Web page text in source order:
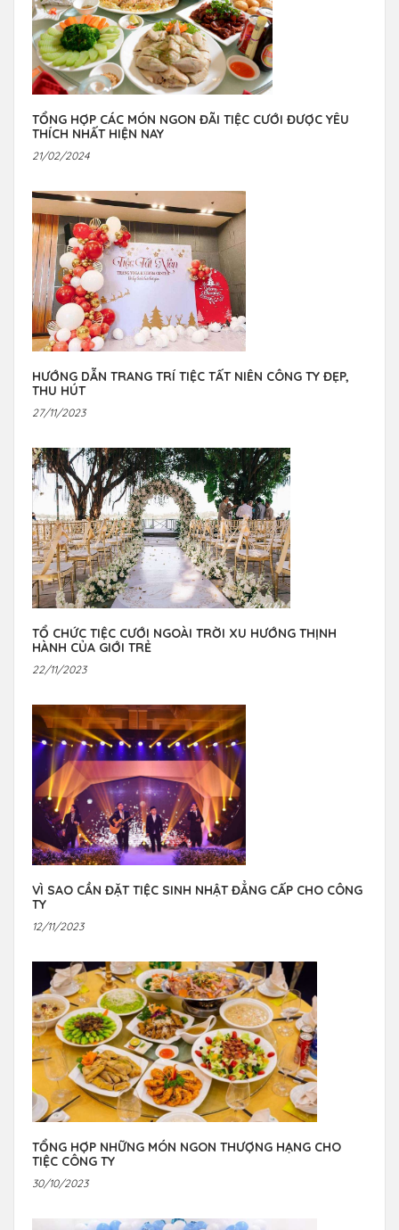
TỔNG HỢP CÁC MÓN NGON ĐÃI TIỆC CƯỚI ĐƯỢC YÊU
THÍCH NHẤT HIỆN NAY
21/02/2024
HƯỚNG DẪN TRANG TRÍ TIỆC TẤT NIÊN CÔNG TY ĐẸP,
THU HÚT
27/11/2023
TỔ CHỨC TIỆC CƯỚI NGOÀI TRỜI XU HƯỚNG THỊNH
HÀNH CỦA GIỚI TRẺ
22/11/2023
VÌ SAO CẦN ĐẶT TIỆC SINH NHẬT ĐẲNG CẤP CHO CÔNG
TY
12/11/2023
TỔNG HỢP NHỮNG MÓN NGON THƯỢNG HẠNG CHO
TIỆC CÔNG TY
30/10/2023